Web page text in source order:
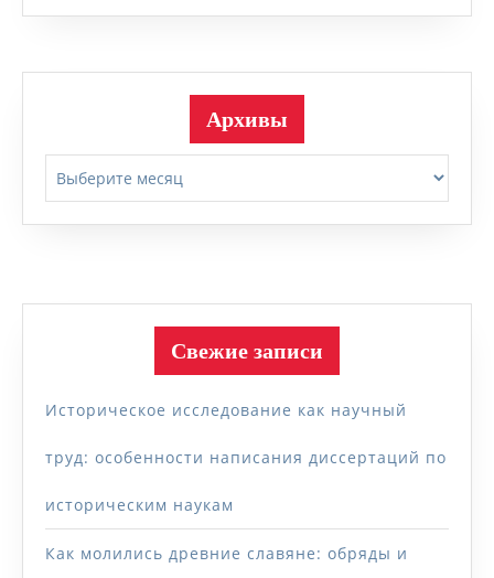
Архивы
Свежие записи
Историческое исследование как научный
труд: особенности написания диссертаций по
историческим наукам
Как молились древние славяне: обряды и